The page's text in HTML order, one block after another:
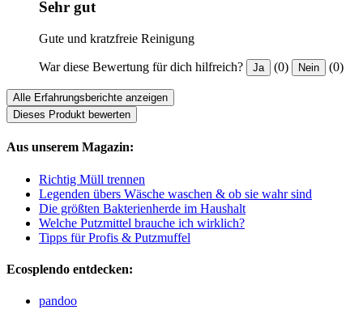
Sehr gut
Gute und kratzfreie Reinigung
War diese Bewertung für dich hilfreich? Ja (0) Nein (0)
Alle Erfahrungsberichte anzeigen
Dieses Produkt bewerten
Aus unserem Magazin:
Richtig Müll trennen
Legenden übers Wäsche waschen & ob sie wahr sind
Die größten Bakterienherde im Haushalt
Welche Putzmittel brauche ich wirklich?
Tipps für Profis & Putzmuffel
Ecosplendo entdecken:
pandoo